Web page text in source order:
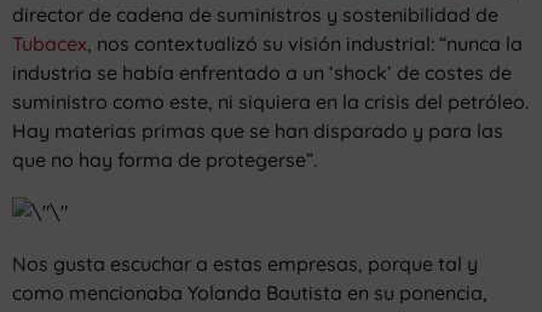
director de cadena de suministros y sostenibilidad de
Tubacex , nos contextualizó su visión industrial: “nunca la
industria se había enfrentado a un ‘shock’ de costes de
suministro como este, ni siquiera en la crisis del petróleo.
Hay materias primas que se han disparado y para las
que no hay forma de protegerse”.
Nos gusta escuchar a estas empresas, porque tal y
como mencionaba Yolanda Bautista en su ponencia,